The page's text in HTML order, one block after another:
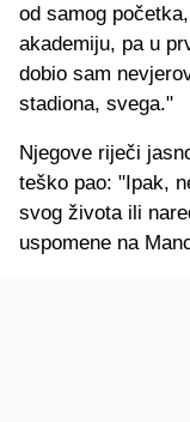
od samog
akademiju, pa u
dobio sam
stadiona, svega."
Njegove riječi
teško pao: "Ipak,
svog života ili
uspomene na